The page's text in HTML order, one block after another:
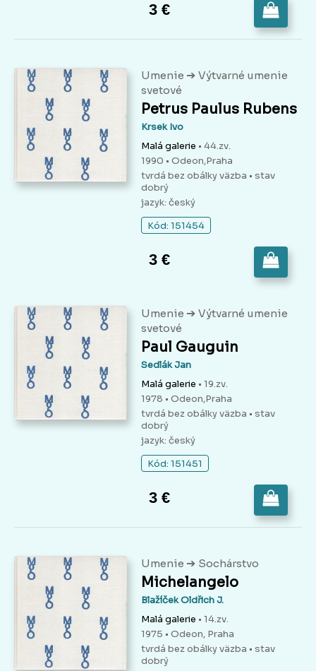
3 €
Umenie ➔ Výtvarné umenie
svetové
Petrus Paulus Rubens
Krsek Ivo
Malá galerie • 44.zv.
1990 • Odeon,Praha
tvrdá bez obálky väzba • stav
dobrý
jazyk: český
Kód: 151454
3 €
Umenie ➔ Výtvarné umenie
svetové
Paul Gauguin
Sedlák Jan
Malá galerie • 19.zv.
1978 • Odeon,Praha
tvrdá bez obálky väzba • stav
dobrý
jazyk: český
Kód: 151451
3 €
Umenie ➔ Sochárstvo
Michelangelo
Blažíček Oldřich J.
Malá galerie • 14.zv.
1975 • Odeon, Praha
tvrdá bez obálky väzba • stav
dobrý